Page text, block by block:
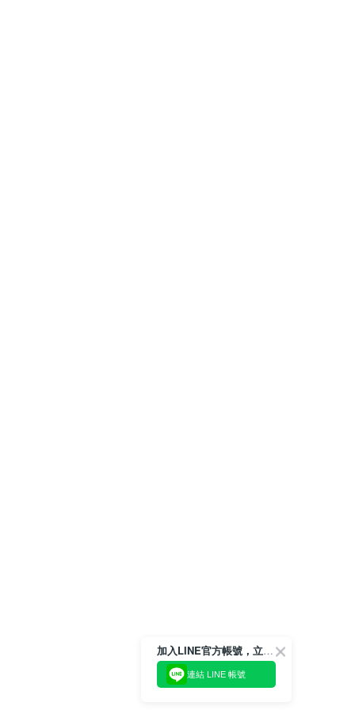
加入LINE官方帳號，立即獲得$100購物金!
連結 LINE 帳號